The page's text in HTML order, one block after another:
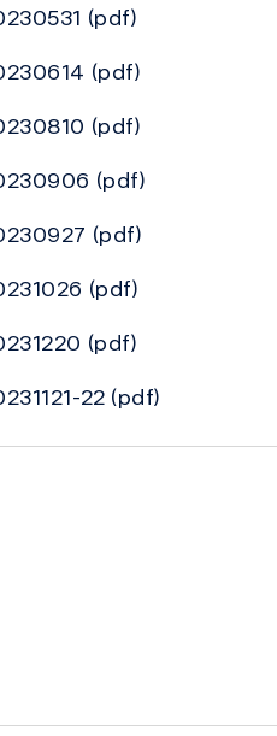
(pdf)
(pdf)
(pdf)
(pdf)
(pdf)
(pdf)
(pdf)
22 (pdf)